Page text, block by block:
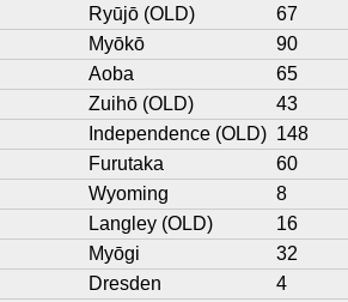
Ryūjō (OLD) 67
Myōkō 90
Aoba 65
Zuihō (OLD) 43
Independence (OLD) 148
Furutaka 60
Wyoming 8
Langley (OLD) 16
Myōgi 32
Dresden 4